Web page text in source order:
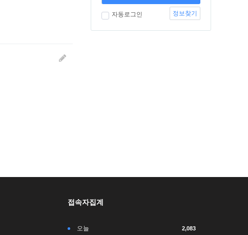
자동로그인 정보찾기
접속자집계
오늘 2,083